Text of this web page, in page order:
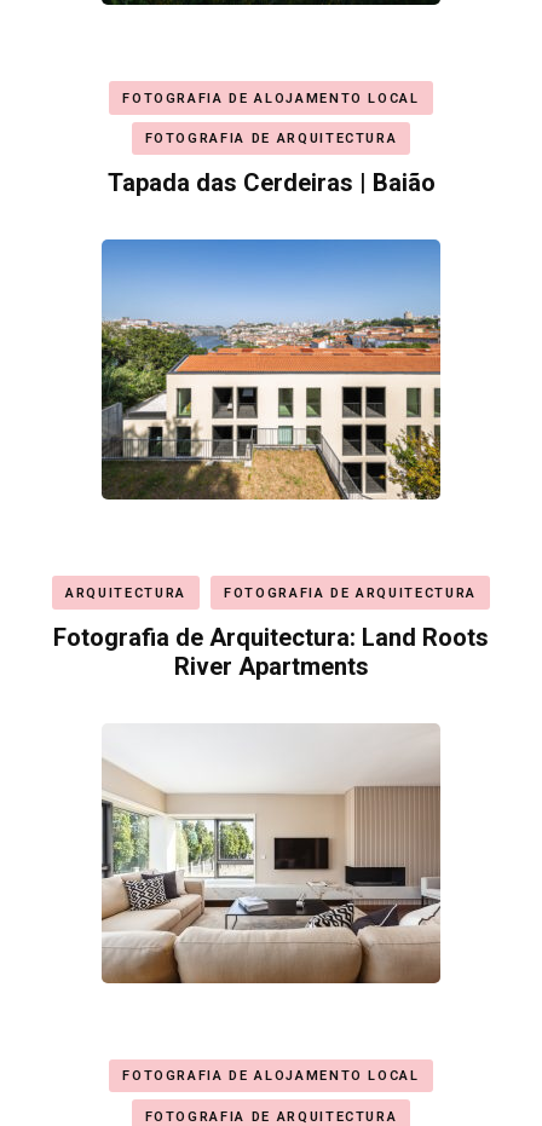
FOTOGRAFIA DE ALOJAMENTO LOCAL
FOTOGRAFIA DE ARQUITECTURA
Tapada das Cerdeiras | Baião
ARQUITECTURA FOTOGRAFIA DE ARQUITECTURA
Fotografia de Arquitectura: Land Roots
River Apartments
FOTOGRAFIA DE ALOJAMENTO LOCAL
FOTOGRAFIA DE ARQUITECTURA